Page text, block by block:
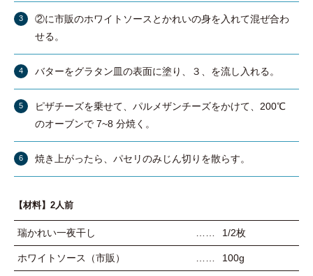
②に市販のホワイトソースとかれいの身を入れて混ぜ合わ
せる。
バターをグラタン皿の表面に塗り、３、を流し入れる。
ピザチーズを乗せて、パルメザンチーズをかけて、200℃
のオーブンで 7~8 分焼く。
焼き上がったら、パセリのみじん切りを散らす。
【材料】2人前
瑞かれい一夜干し 1/2枚
ホワイトソース（市販） 100g